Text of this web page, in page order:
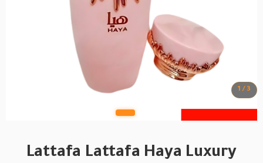
Lattafa Lattafa Haya Luxury
1 / 3